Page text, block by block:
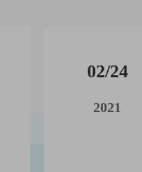
02/24
2021